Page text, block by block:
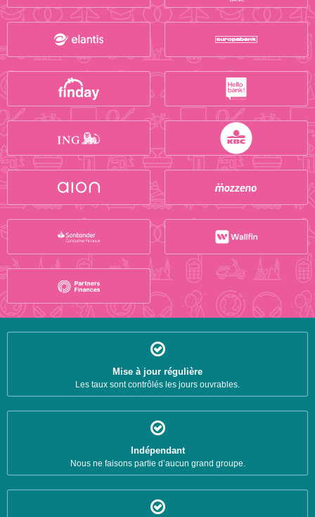
Mise à jour régulière
Les taux sont contrôlés les jours ouvrables.
Indépendant
Nous ne faisons partie d’aucun grand groupe.